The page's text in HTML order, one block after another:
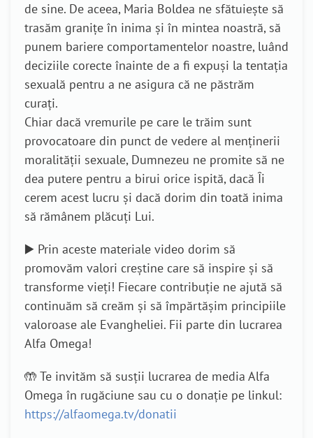
de sine. De aceea, Maria Boldea ne sfătuiește să
trasăm granițe în inima și în mintea noastră, să
punem bariere comportamentelor noastre, luând
deciziile corecte înainte de a fi expuși la tentația
sexuală pentru a ne asigura că ne păstrăm
curați.
Chiar dacă vremurile pe care le trăim sunt
provocatoare din punct de vedere al menținerii
moralității sexuale, Dumnezeu ne promite să ne
dea putere pentru a birui orice ispită, dacă Îi
cerem acest lucru și dacă dorim din toată inima
să rămânem plăcuți Lui.
▶️ Prin aceste materiale video dorim să
promovăm valori creștine care să inspire și să
transforme vieți! Fiecare contribuție ne ajută să
continuăm să creăm și să împărtășim principiile
valoroase ale Evangheliei. Fii parte din lucrarea
Alfa Omega!
🤲 Te invităm să susții lucrarea de media Alfa
Omega în rugăciune sau cu o donație pe linkul:
https://alfaomega.tv/donatii